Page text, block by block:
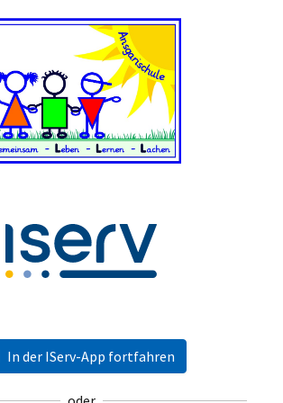
In der IServ-App fortfahren